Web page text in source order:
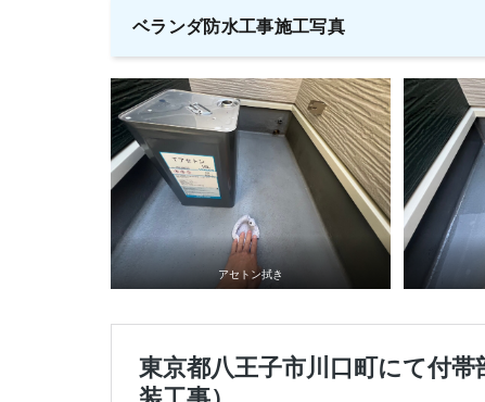
ベランダ防水工事施工写真
アセトン拭き